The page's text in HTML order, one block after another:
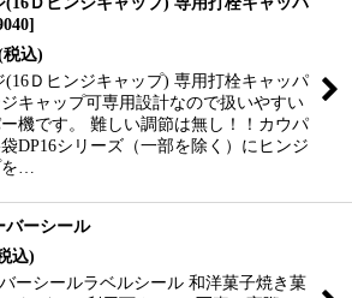
]
税込)
(16Ｄヒンジキャップ) 専用打栓キャッパ
キャップ可専用設計なので扱いやすい
機です。 難しい調節は無し！！カウパ
DP16シリーズ（一部を除く）にヒンジ
…
バーシール
込)
ーシールラベルシール 和洋菓子焼き菓